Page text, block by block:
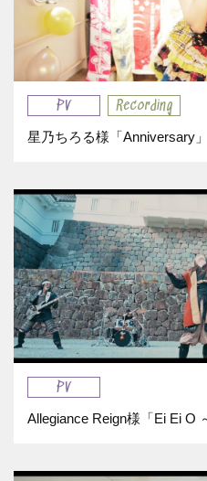
PV
Recording
星乃ちろる様「Anniversary」
PV
Allegiance Reign様「Ei Ei O